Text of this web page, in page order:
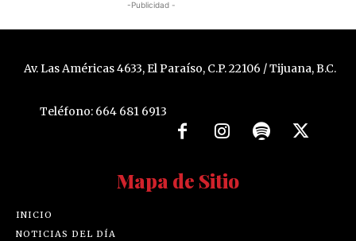
-Publicidad -
Av. Las Américas 4633, El Paraíso, C.P. 22106 / Tijuana, B.C.
Teléfono: 664 681 6913
Mapa de Sitio
INICIO
NOTICIAS DEL DÍA